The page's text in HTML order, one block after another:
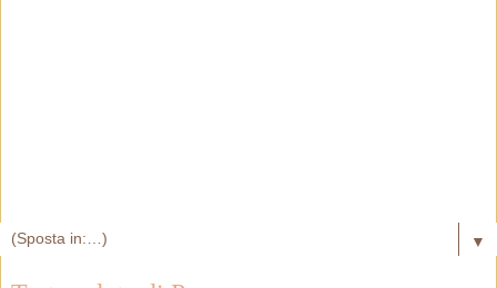
▼